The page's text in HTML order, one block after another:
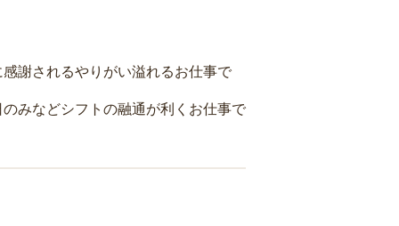
謝されるやりがい溢れるお仕事で
みなどシフトの融通が利くお仕事で